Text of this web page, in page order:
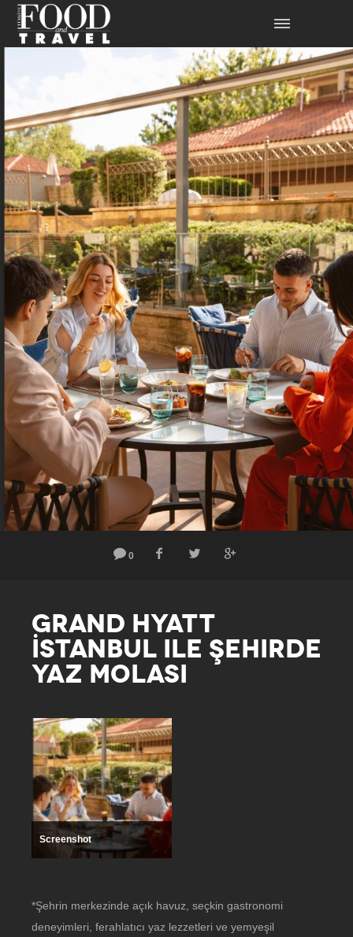
0
GRAND HYATT
İSTANBUL ILE ŞEHIRDE
YAZ MOLASI
Screenshot
*Şehrin merkezinde açık havuz, seçkin gastronomi
deneyimleri, ferahlatıcı yaz lezzetleri ve yemyeşil